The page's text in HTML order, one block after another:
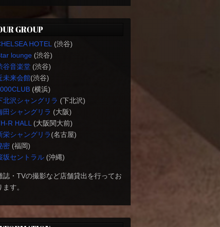
GROUP
HOTEL
(渋谷)
lounge(渋谷)
谷音楽堂(渋谷)
未来会館(渋谷)
(横浜)
北沢シャングリラ (下北沢)
田シャングリラ (大阪)
R HALL (大阪関大前)
栄シャングリラ(名古屋)
密(福岡)
坂セントラル(沖縄)
誌・TVの撮影など店舗貸出を行ってお
ます。